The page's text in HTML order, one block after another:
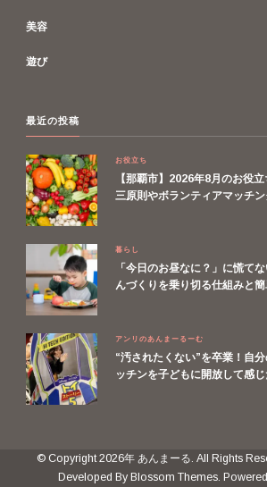
美容
遊び
最近の投稿
お役立ち
【那覇市】2026年8月のお役
三原則やボランティアマッチ
暮らし
「今日のお昼なに？」に慌て
んづくりを乗り切る仕組みと
アンリのあんまーるーむ
“汚されたくない”を卒業！自
ッチンを子どもに開放して感
© Copyright 2026年 あんまーる. All Rights
Developed By Blossom Themes.